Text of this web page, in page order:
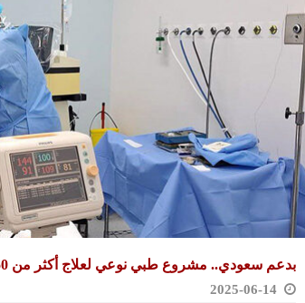
بدعم سعودي.. مشروع طبي نوعي لعلاج أكثر من 50 حاجاً سورياً من الساد العيني
2025-06-14